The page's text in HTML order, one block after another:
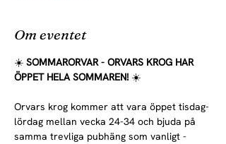
Om eventet
☀️ SOMMARORVAR - ORVARS KROG HAR
ÖPPET HELA SOMMAREN! ☀️
Orvars krog kommer att vara öppet tisdag-
lördag mellan vecka 24-34 och bjuda på
samma trevliga pubhäng som vanligt -